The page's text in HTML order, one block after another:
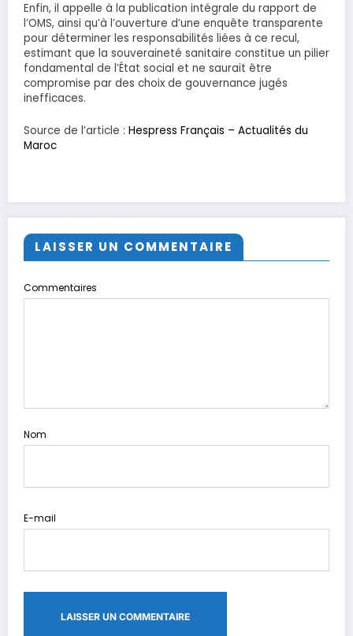
Enfin, il appelle à la publication intégrale du rapport de
l’OMS, ainsi qu’à l’ouverture d’une enquête transparente
pour déterminer les responsabilités liées à ce recul,
estimant que la souveraineté sanitaire constitue un pilier
fondamental de l’État social et ne saurait être
compromise par des choix de gouvernance jugés
inefficaces.
Source de l’article : Hespress Français – Actualités du
Maroc
LAISSER UN COMMENTAIRE
Commentaires
Nom
E-mail